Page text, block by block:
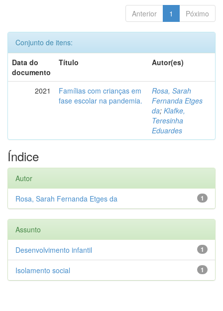
Anterior 1 Póximo
Conjunto de itens:
Data do
documento
Título Autor(es)
2021
Famílias com crianças em
fase escolar na pandemia.
Rosa, Sarah
Fernanda Etges
da; Klafke,
Teresinha
Eduardes
Índice
Autor
1
Rosa, Sarah Fernanda Etges da
Assunto
1
Desenvolvimento infantil
1
Isolamento social